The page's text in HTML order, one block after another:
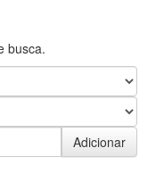
busca.